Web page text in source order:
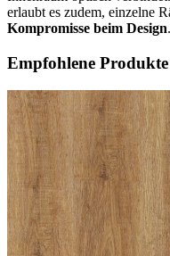
erlaubt es zudem, einzelne
Kompromisse beim Design.
Empfohlene Produkte